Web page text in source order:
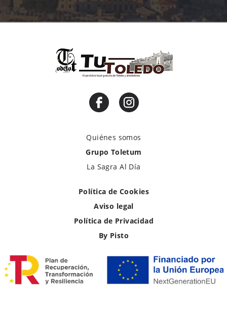
Quiénes somos
Grupo Toletum
La Sagra Al Día
Política de Cookies
Aviso legal
Política de Privacidad
By Pisto